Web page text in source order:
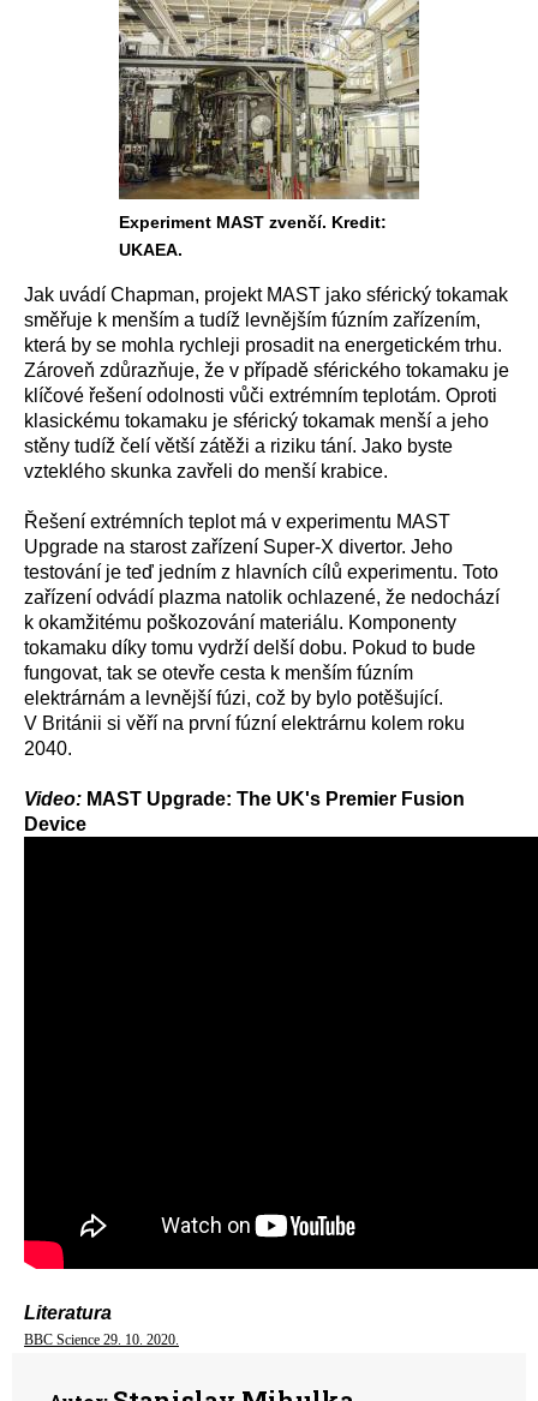
Experiment MAST zvenčí. Kredit:
UKAEA.
Jak uvádí Chapman, projekt MAST jako sférický tokamak
směřuje k menším a tudíž levnějším fúzním zařízením,
která by se mohla rychleji prosadit na energetickém trhu.
Zároveň zdůrazňuje, že v případě sférického tokamaku je
klíčové řešení odolnosti vůči extrémním teplotám. Oproti
klasickému tokamaku je sférický tokamak menší a jeho
stěny tudíž čelí větší zátěži a riziku tání. Jako byste
vzteklého skunka zavřeli do menší krabice.
Řešení extrémních teplot má v experimentu MAST
Upgrade na starost zařízení Super-X divertor. Jeho
testování je teď jedním z hlavních cílů experimentu. Toto
zařízení odvádí plazma natolik ochlazené, že nedochází
k okamžitému poškozování materiálu. Komponenty
tokamaku díky tomu vydrží delší dobu. Pokud to bude
fungovat, tak se otevře cesta k menším fúzním
elektrárnám a levnější fúzi, což by bylo potěšující.
V Británii si věří na první fúzní elektrárnu kolem roku
2040.
Video: MAST Upgrade: The UK's Premier Fusion
Device
Literatura
BBC Science 29. 10. 2020.